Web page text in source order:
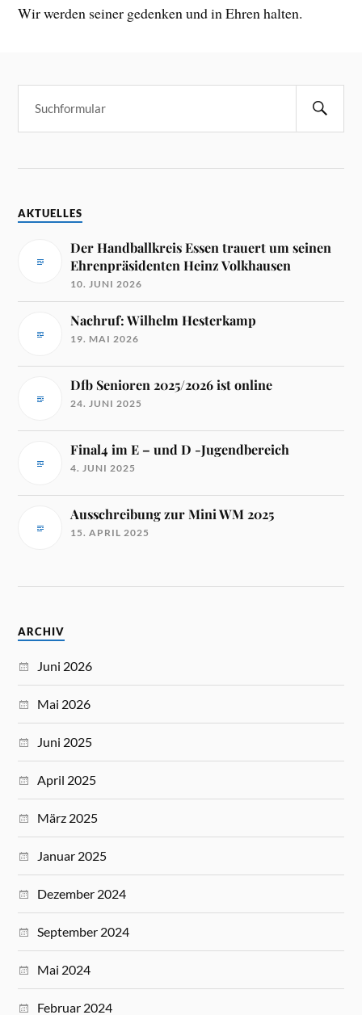
Wir werden seiner gedenken und in Ehren halten.
AKTUELLES
Der Handballkreis Essen trauert um seinen
Ehrenpräsidenten Heinz Volkhausen
10. JUNI 2026
Nachruf: Wilhelm Hesterkamp
19. MAI 2026
Dfb Senioren 2025/2026 ist online
24. JUNI 2025
Final4 im E – und D -Jugendbereich
4. JUNI 2025
Ausschreibung zur Mini WM 2025
15. APRIL 2025
ARCHIV
Juni 2026
Mai 2026
Juni 2025
April 2025
März 2025
Januar 2025
Dezember 2024
September 2024
Mai 2024
Februar 2024